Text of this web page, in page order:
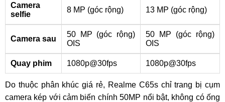
Camera
selfie
8 MP (góc rộng) 13 MP (góc rộng)
Camera sau
50 MP (góc rộng)
OIS
50 MP (góc rộng)
OIS
Quay phim 1080p@30fps 1080p@30fps
Do thuộc phân khúc giá rẻ, Realme C65s chỉ trang bị cụm
camera kép với cảm biến chính 50MP nổi bật, không có ống